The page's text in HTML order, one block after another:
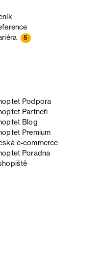
5
Podpora
Partneři
Blog
Premium
e‑commerce
Poradna